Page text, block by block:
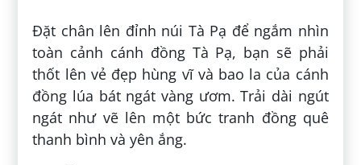
Đặt chân lên đỉnh núi Tà Pạ để ngắm nhìn
toàn cảnh cánh đồng Tà Pạ, bạn sẽ phải
thốt lên vẻ đẹp hùng vĩ và bao la của cánh
đồng lúa bát ngát vàng ươm. Trải dài ngút
ngát như vẽ lên một bức tranh đồng quê
thanh bình và yên ắng.